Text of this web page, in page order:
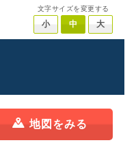
文字サイズを変更する
小 中 大
地図をみる